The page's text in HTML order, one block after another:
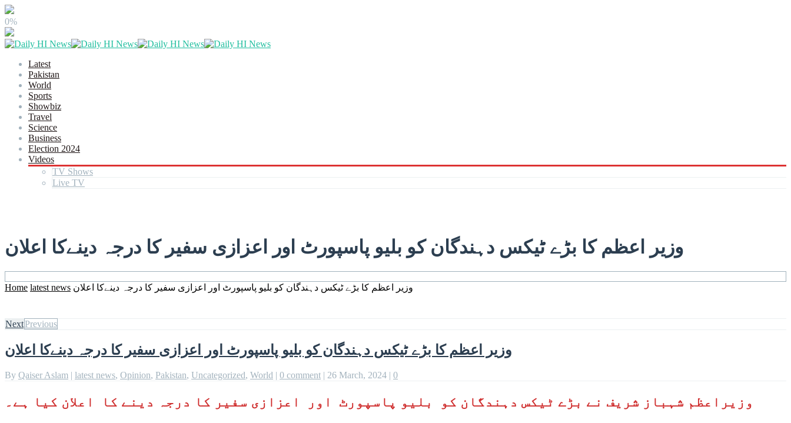
0%
Latest
Pakistan
World
Sports
Showbiz
Travel
Science
Business
Election 2024
Videos
TV Shows
Live TV
وزیر اعظم کا بڑے ٹیکس دہندگان کو بلیو پاسپورٹ اور اعزازی سفیر کا درجہ دینےکا اعلان
Home latest news وزیر اعظم کا بڑے ٹیکس دہندگان کو بلیو پاسپورٹ اور اعزازی سفیر کا درجہ دینےکا اعلان
NextPrevious
وزیر اعظم کا بڑے ٹیکس دہندگان کو بلیو پاسپورٹ اور اعزازی سفیر کا درجہ دینےکا اعلان
By Qaiser Aslam | latest news, Opinion, Pakistan, Uncategorized, World | 0 comment | 26 March, 2024 | 0
وزیراعظم شہباز شریف نے بڑے ٹیکس دہندگان کو بلیو پاسپورٹ اور اعزازی سفیر کا درجہ دینے کا اعلان کیا ہے۔